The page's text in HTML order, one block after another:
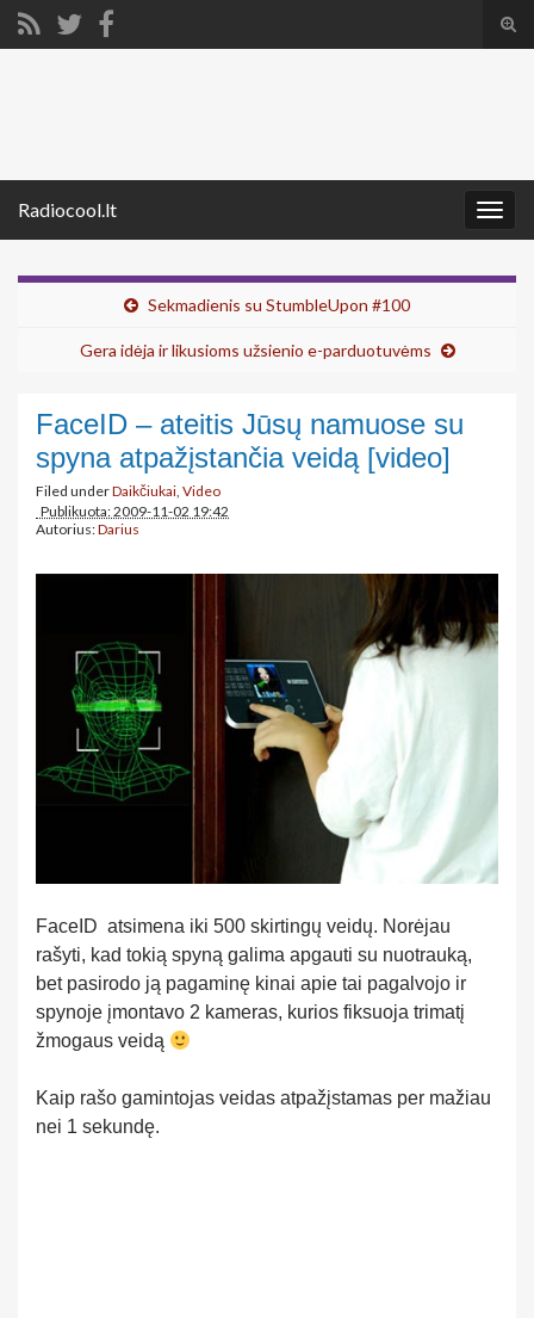
Radiocool.lt
Sekmadienis su StumbleUpon #100
Gera idėja ir likusioms užsienio e-parduotuvėms
FaceID – ateitis Jūsų namuose su
spyna atpažįstančia veidą [video]
Filed underDaikčiukai, Video
Publikuota: 2009-11-02 19:42
Autorius:Darius
FaceID atsimena iki 500 skirtingų veidų. Norėjau
rašyti, kad tokią spyną galima apgauti su nuotrauką,
bet pasirodo ją pagaminę kinai apie tai pagalvojo ir
spynoje įmontavo 2 kameras, kurios fiksuoja trimatį
žmogaus veidą
Kaip rašo gamintojas veidas atpažįstamas per mažiau
nei 1 sekundę.